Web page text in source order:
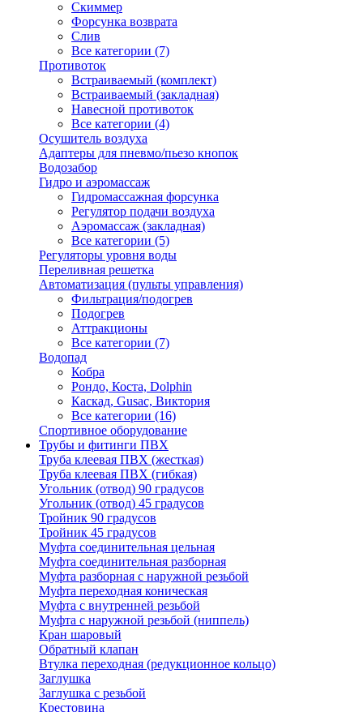
Скиммер
Форсунка возврата
Слив
Все категории (7)
Противоток
Встраиваемый (комплект)
Встраиваемый (закладная)
Навесной противоток
Все категории (4)
Осушитель воздуха
Адаптеры для пневмо/пьезо кнопок
Водозабор
Гидро и аэромассаж
Гидромассажная форсунка
Регулятор подачи воздуха
Аэромассаж (закладная)
Все категории (5)
Регуляторы уровня воды
Переливная решетка
Автоматизация (пульты управления)
Фильтрация/подогрев
Подогрев
Аттракционы
Все категории (7)
Водопад
Кобра
Рондо, Коста, Dolphin
Каскад, Gusac, Виктория
Все категории (16)
Спортивное оборудование
Трубы и фитинги ПВХ
Труба клеевая ПВХ (жесткая)
Труба клеевая ПВХ (гибкая)
Угольник (отвод) 90 градусов
Угольник (отвод) 45 градусов
Тройник 90 градусов
Тройник 45 градусов
Муфта соединительная цельная
Муфта соединительная разборная
Муфта разборная с наружной резьбой
Муфта переходная коническая
Муфта с внутренней резьбой
Муфта с наружной резьбой (ниппель)
Кран шаровый
Обратный клапан
Втулка переходная (редукционное кольцо)
Заглушка
Заглушка с резьбой
Крестовина